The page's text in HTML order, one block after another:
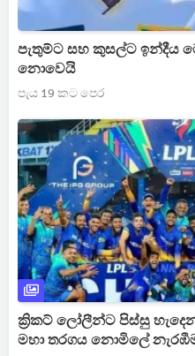
පැතුම්ට සහ කුසල්ට ඉන්දීය
නොවෙයි
පැය 19 කට පෙර
ක්‍රිකට් ලෝලීන්ට පිස්සු
මහා තරගය නොමිලේ